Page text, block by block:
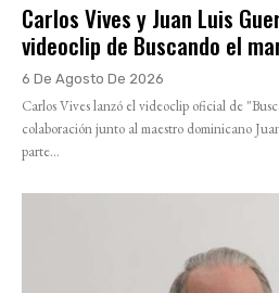
Carlos Vives y Juan Luis
videoclip de Buscando el
6 De Agosto De 2026
Carlos Vives lanzó el videoclip oficial de
colaboración junto al maestro dominicano
parte...